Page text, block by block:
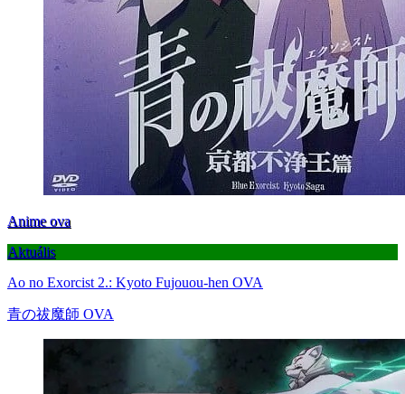
Anime ova
Aktuális
Ao no Exorcist 2.: Kyoto Fujouou-hen OVA
青の祓魔師 OVA